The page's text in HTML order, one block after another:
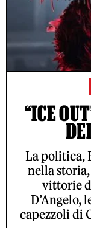
“ICE
La politica,
nella
vittorie
D’Angelo,
capezzoli di